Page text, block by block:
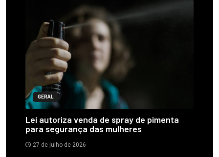
GERAL
Lei autoriza venda de spray de pimenta
para segurança das mulheres
27 de julho de 2026